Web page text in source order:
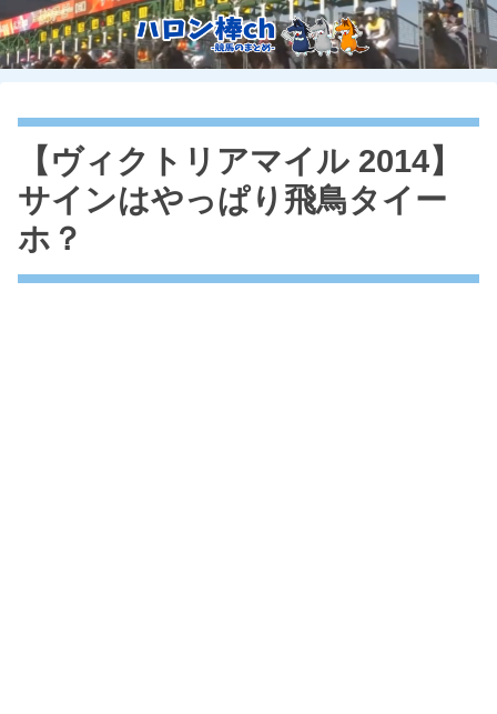
【ヴィクトリアマイル 2014】
サインはやっぱり飛鳥タイー
ホ？